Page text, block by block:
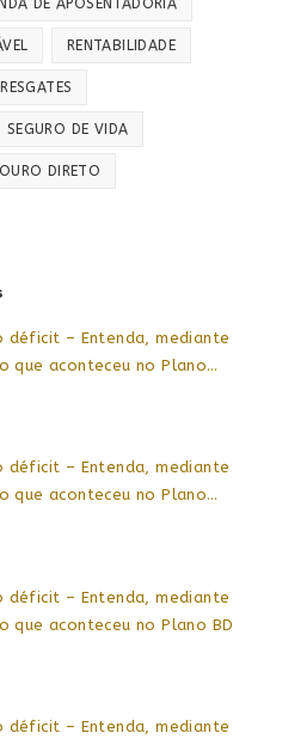
DE APOSENTADORIA
RENTABILIDADE
RESGATES
SEGURO DE VIDA
DIRETO
déficit – Entenda, mediante
que aconteceu no Plano…
déficit – Entenda, mediante
que aconteceu no Plano…
déficit – Entenda, mediante
que aconteceu no Plano BD
déficit – Entenda, mediante